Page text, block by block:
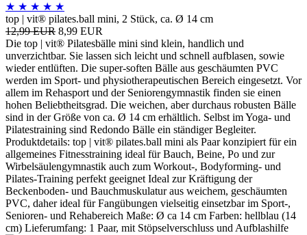
★ ★ ★ ★ ★
top | vit® pilates.ball mini, 2 Stück, ca. Ø 14 cm
12,99 EUR 8,99 EUR
Die top | vit® Pilatesbälle mini sind klein, handlich und
unverzichtbar. Sie lassen sich leicht und schnell aufblasen, sowie
wieder entlüften. Die super-soften Bälle aus geschäumten PVC
werden im Sport- und physiotherapeutischen Bereich eingesetzt. Vor
allem im Rehasport und der Seniorengymnastik finden sie einen
hohen Beliebtheitsgrad. Die weichen, aber durchaus robusten Bälle
sind in der Größe von ca. Ø 14 cm erhältlich. Selbst im Yoga- und
Pilatestraining sind Redondo Bälle ein ständiger Begleiter.
Produktdetails: top | vit® pilates.ball mini als Paar konzipiert für ein
allgemeines Fitnesstraining ideal für Bauch, Beine, Po und zur
Wirbelsäulengymnastik auch zum Workout-, Bodyforming- und
Pilates-Training perfekt geeignet Ideal zur Kräftigung der
Beckenboden- und Bauchmuskulatur aus weichem, geschäumten
PVC, daher ideal für Fangübungen vielseitig einsetzbar im Sport-,
Senioren- und Rehabereich Maße: Ø ca 14 cm Farben: hellblau (14
cm) Lieferumfang: 1 Paar, mit Stöpselverschluss und Aufblashilfe